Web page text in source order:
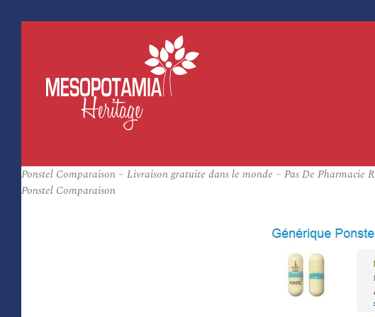
Ponstel Comparaison – Livraison gratuite dans le monde – Pas De Pharmacie
Ponstel Comparaison